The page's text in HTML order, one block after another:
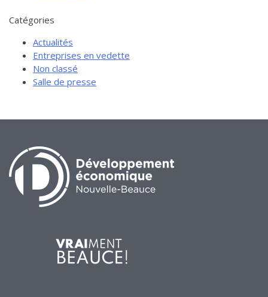
Catégories
Actualités
Entreprises en vedette
Non classé
Salle de presse